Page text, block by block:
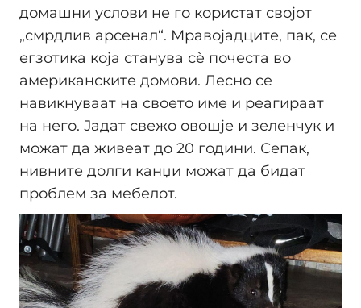
домашни услови не го користат својот
„смрдлив арсенал“. Мравојадците, пак, се
егзотика која станува сè почеста во
американските домови. Лесно се
навикнуваат на своето име и реагираат
на него. Јадат свежо овошје и зеленчук и
можат да живеат до 20 години. Сепак,
нивните долги канџи можат да бидат
проблем за мебелот.